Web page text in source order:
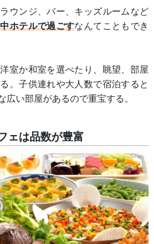
ウンジ、バー、キッズルームなど
ホテルで過ごすなんてこともでき
室か和室を選べたり、眺望、部屋
。子供連れや大人数で宿泊すると
広い部屋があるので重宝する。
ェは品数が豊富